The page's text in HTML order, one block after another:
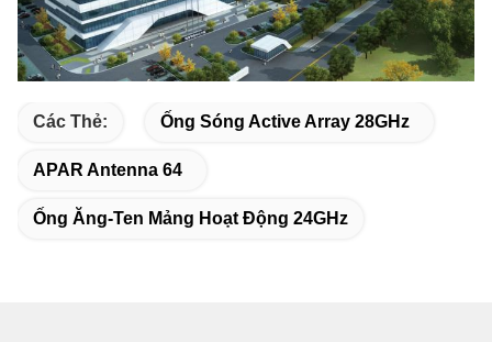
Các Thẻ: Ống Sóng Active Array 28GHz
APAR Antenna 64
Ống Ăng-Ten Mảng Hoạt Động 24GHz